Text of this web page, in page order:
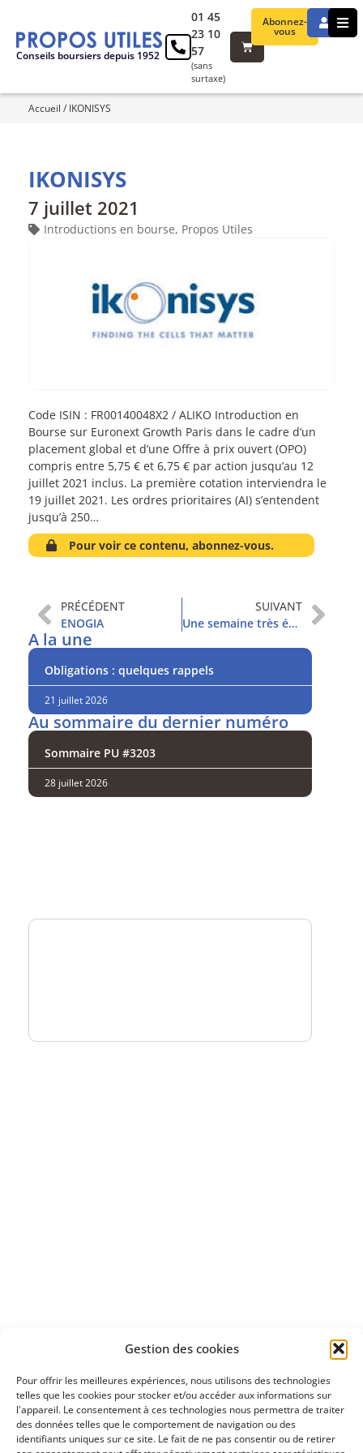
Gestion des cookies
Pour offrir les meilleures expériences, nous utilisons des technologies
telles que les cookies pour stocker et/ou accéder aux informations sur
l'appareil. Le consentement à ces technologies nous permettra de traiter
des données telles que le comportement de navigation ou des
identifiants uniques sur ce site. Le fait de ne pas consentir ou de retirer
Conseils boursiers depuis 1952
Abonnez-
vous
01 45
23 10
57
(sans
surtaxe)
Accueil / IKONISYS
IKONISYS
7 juillet 2021
Introductions en bourse, Propos Utiles
Code ISIN : FR00140048X2 / ALIKO Introduction en
Bourse sur Euronext Growth Paris dans le cadre d’un
placement global et d’une Offre à prix ouvert (OPO)
compris entre 5,75 € et 6,75 € par action jusqu’au 12
juillet 2021 inclus. La première cotation interviendra le
19 juillet 2021. Les ordres prioritaires (AI) s’entendent
jusqu’à 250…
Pour voir ce contenu, abonnez-vous.
PRÉCÉDENT
ENOGIA
SUIVANT
Une semaine très économique
A la une
Obligations : quelques rappels
21 juillet 2026
Au sommaire du dernier numéro
Sommaire PU #3203
28 juillet 2026
Découvrez